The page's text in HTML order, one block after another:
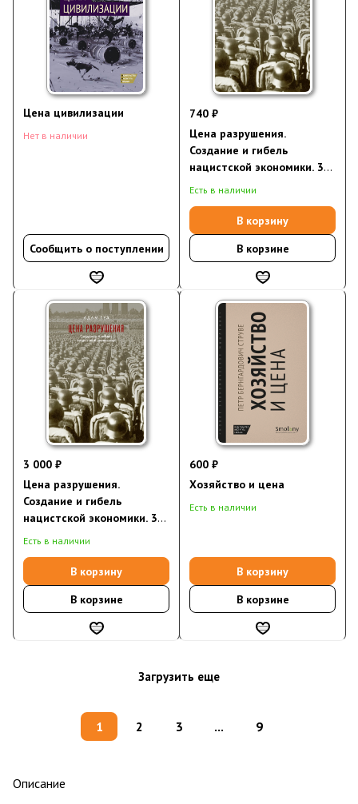
Цена цивилизации
Нет в наличии
Сообщить о поступлении
740 ₽
Цена разрушения.
Создание и гибель
нацистской экономики. 3-е
изд., исправл.
Есть в наличии
В корзину
В корзине
3 000 ₽
Цена разрушения.
Создание и гибель
нацистской экономики. 3-е
изд.
Есть в наличии
В корзину
В корзине
600 ₽
Хозяйство и цена
Есть в наличии
В корзину
В корзине
Загрузить еще
1 2 3 ... 9
Описание